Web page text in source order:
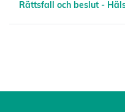
Rättsfall och beslut -